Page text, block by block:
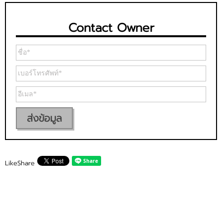
Contact Owner
ส่งข้อมูล
LikeShare